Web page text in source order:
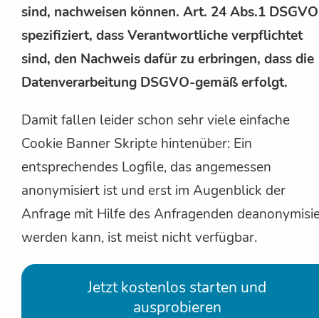
sind, nachweisen können. Art. 24 Abs.1 DSGVO
spezifiziert, dass Verantwortliche verpflichtet
sind, den Nachweis dafür zu erbringen, dass die
Datenverarbeitung DSGVO-gemäß erfolgt.
Damit fallen leider schon sehr viele einfache
Cookie Banner Skripte hintenüber: Ein
entsprechendes Logfile, das angemessen
anonymisiert ist und erst im Augenblick der
Anfrage mit Hilfe des Anfragenden
werden kann, ist meist nicht verfügbar.
Jetzt kostenlos starten und
ausprobieren